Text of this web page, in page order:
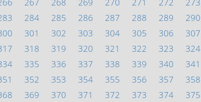
284 285 286 287 288 289 290
301 302 303 304 305 306 307
318 319 320 321 322 323 324
335 336 337 338 339 340 341
352 353 354 355 356 357 358
369 370 371 372 373 374 375